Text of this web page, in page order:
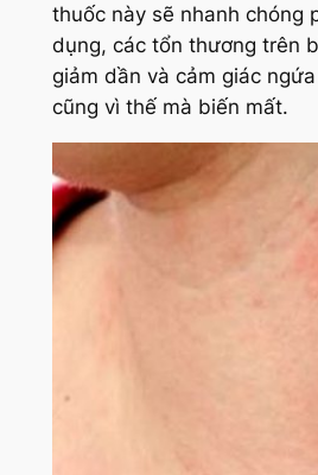
thuốc này sẽ nhanh chóng
dụng, các tổn thương trên
giảm dần và cảm giác
cũng vì thế mà biến mất.